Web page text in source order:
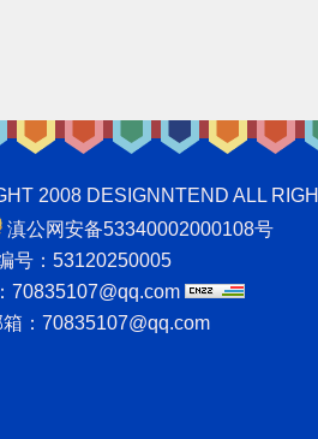
2008 DESIGNNTEND ALL
滇公网安备53340002000108号
号：53120250005
70835107@qq.com
：70835107@qq.com